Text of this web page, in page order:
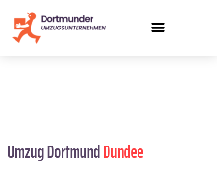
Umzug DortmundDundee